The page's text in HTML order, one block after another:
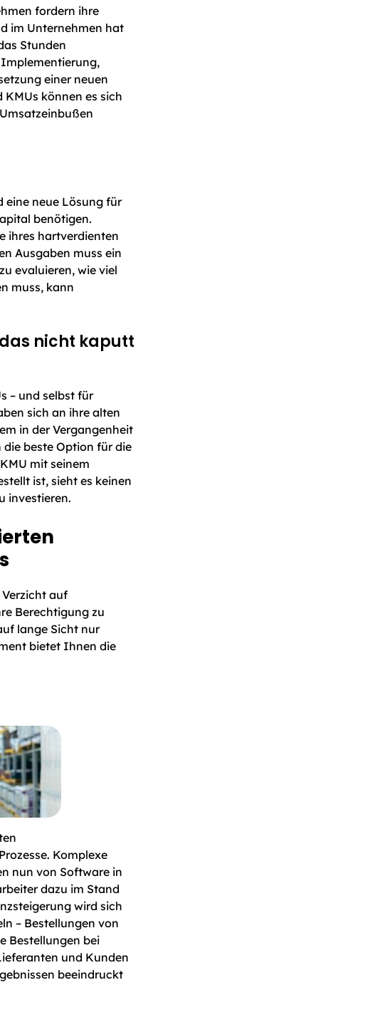
fordern ihre
im Unternehmen hat
Stunden
einer neuen
können es sich
eine neue Lösung für
benötigen.
ihres hartverdienten
Ausgaben muss ein
evaluieren, wie viel
muss, kann
nicht kaputt
– und selbst für
sich an ihre alten
in der Vergangenheit
beste Option für die
mit seinem
ist, sieht es keinen
investieren.
auf
Berechtigung zu
lange Sicht nur
bietet Ihnen die
Komplexe
nun von Software in
dazu im Stand
wird sich
– Bestellungen von
Bestellungen bei
und Kunden
beeindruckt